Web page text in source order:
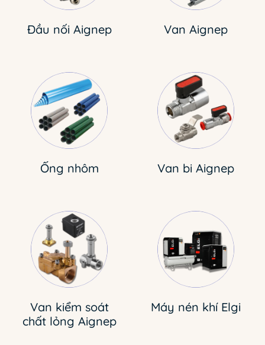
Đầu nối Aignep Van Aignep
Ống nhôm Van bi Aignep
Van kiểm soát
chất lỏng Aignep
Máy nén khí Elgi